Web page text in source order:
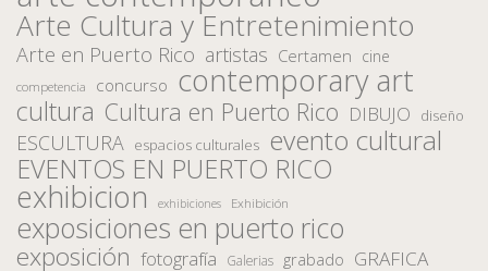
Arte Cultura y Entretenimiento
Arte en Puerto Rico artistas Certamen cine
competencia concurso contemporary art
cultura Cultura en Puerto Rico DIBUJO diseño
ESCULTURA espacios culturales evento cultural
EVENTOS EN PUERTO RICO
exhibicion exhibiciones Exhibición
exposiciones en puerto rico
exposición fotografía Galerias grabado GRAFICA